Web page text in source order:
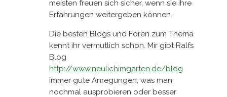
meisten freuen sich sicher, wenn sie ihre
Erfahrungen weitergeben können.
Die besten Blogs und Foren zum Thema
kennt ihr vermutlich schon. Mir gibt Ralfs
Blog
http://www.neulichimgarten.de/blog
immer gute Anregungen, was man
nochmal ausprobieren oder besser